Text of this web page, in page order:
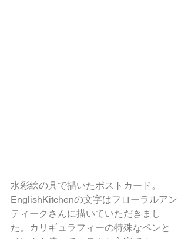
水彩絵の具で描いたポストカード。
EnglishKitchenの文字はフローラルアン
ティークさんに描いていただきまし
た。カリギュラフィーの特殊なペンと